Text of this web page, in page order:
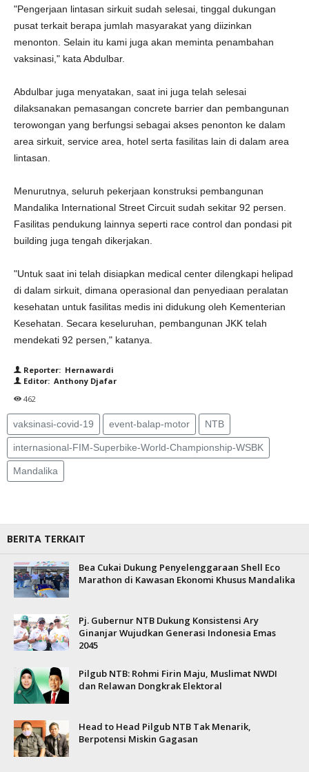
"Pengerjaan lintasan sirkuit sudah selesai, tinggal dukungan
pusat terkait berapa jumlah masyarakat yang diizinkan
menonton. Selain itu kami juga akan meminta penambahan
vaksinasi," kata Abdulbar.
Abdulbar juga menyatakan, saat ini juga telah selesai
dilaksanakan pemasangan concrete barrier dan pembangunan
terowongan yang berfungsi sebagai akses penonton ke dalam
area sirkuit, service area, hotel serta fasilitas lain di dalam area
lintasan.
Menurutnya, seluruh pekerjaan konstruksi pembangunan
Mandalika International Street Circuit sudah sekitar 92 persen.
Fasilitas pendukung lainnya seperti race control dan pondasi pit
building juga tengah dikerjakan.
"Untuk saat ini telah disiapkan medical center dilengkapi helipad
di dalam sirkuit, dimana operasional dan penyediaan peralatan
kesehatan untuk fasilitas medis ini didukung oleh Kementerian
Kesehatan. Secara keseluruhan, pembangunan JKK telah
mendekati 92 persen," katanya.
Reporter: Hernawardi
Editor: Anthony Djafar
462
vaksinasi-covid-19 event-balap-motor NTB
internasional-FIM-Superbike-World-Championship-WSBK
Mandalika
BERITA TERKAIT
Bea Cukai Dukung Penyelenggaraan Shell Eco
Marathon di Kawasan Ekonomi Khusus Mandalika
Pj. Gubernur NTB Dukung Konsistensi Ary
Ginanjar Wujudkan Generasi Indonesia Emas
2045
Pilgub NTB: Rohmi Firin Maju, Muslimat NWDI
dan Relawan Dongkrak Elektoral
Head to Head Pilgub NTB Tak Menarik,
Berpotensi Miskin Gagasan